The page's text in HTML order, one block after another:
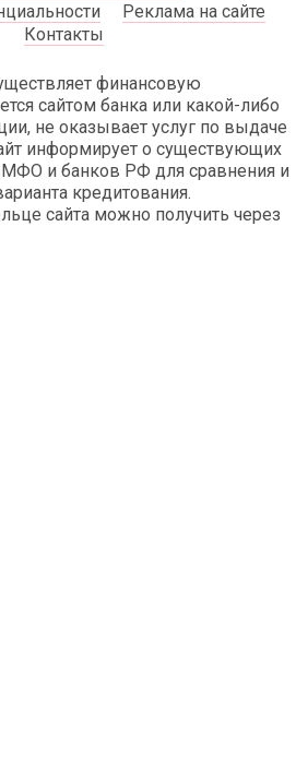
Реклама на сайте
Контакты
финансовую
сайтом банка или какой-либо
не оказывает услуг по выдаче
информирует о существующих
МФО и банков РФ для сравнения и
кредитования.
сайта можно получить через